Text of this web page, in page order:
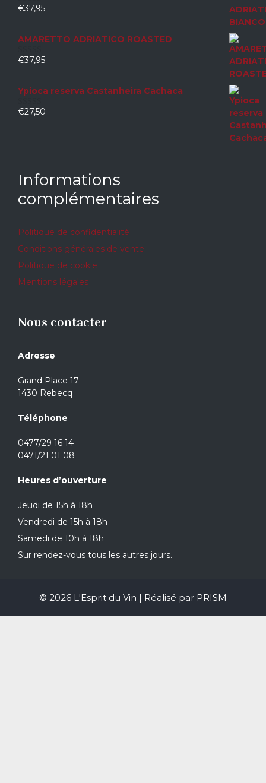
0
€37,95
AMARETTO ADRIATICO ROASTED
0
€37,95
Ypioca reserva Castanheira Cachaca
0
€27,50
Informations
complémentaires
Politique de confidentialité
Conditions générales de vente
Politique de cookie
Mentions légales
Nous contacter
Adresse
Grand Place 17
1430 Rebecq
Téléphone
0477/29 16 14
0471/21 01 08
Heures d’ouverture
Jeudi de 15h à 18h
Vendredi de 15h à 18h
Samedi de 10h à 18h
Sur rendez-vous tous les autres jours.
© 2026 L'Esprit du Vin | Réalisé par PRISM